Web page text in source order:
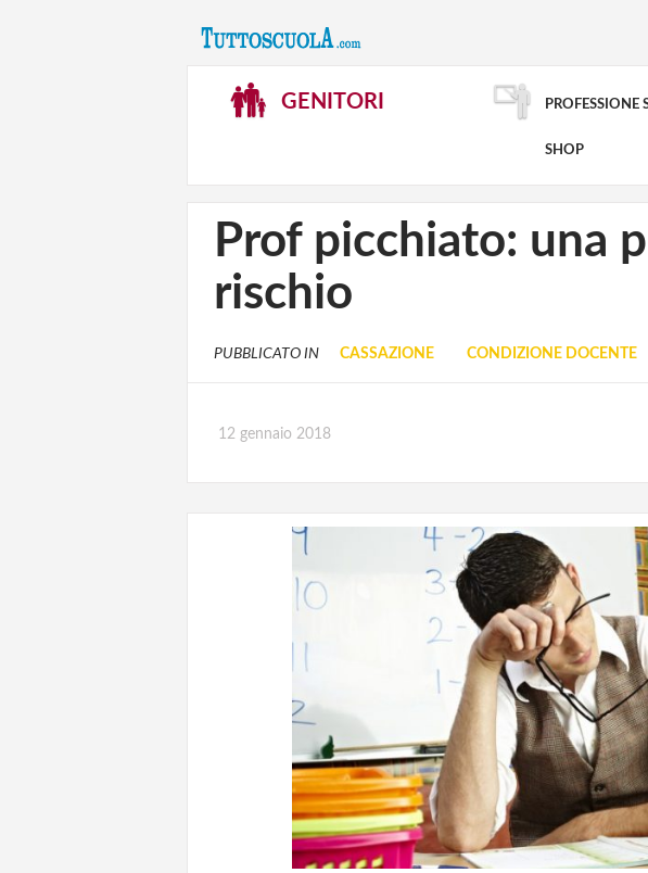
GENITORI PROFESSIONE
SHOP
Prof picchiato: una
rischio
PUBBLICATO IN CASSAZIONE CONDIZIONE DOCENTE
12 gennaio 2018